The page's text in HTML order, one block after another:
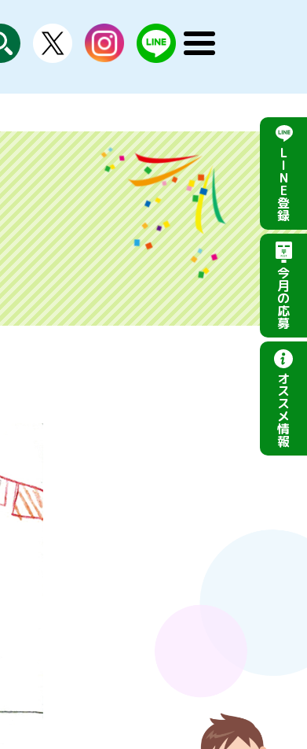
探
す
instagram LINE
公
メ
く
L
I
N
E
登
録
今
月
の
応
募
オ
ス
ス
メ
情
報